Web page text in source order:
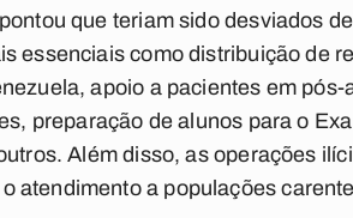
que teriam sido desviados
essenciais como distribuição de
apoio a pacientes em
preparação de alunos para o
Além disso, as operações
atendimento a populações